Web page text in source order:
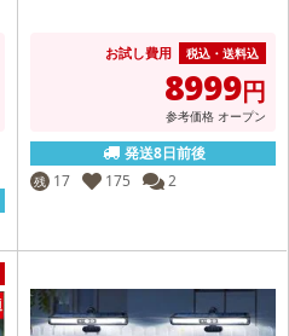
お試し費用 税込・送料込
8999円
参考価格 オープン
発送8日前後
残 17 175 2